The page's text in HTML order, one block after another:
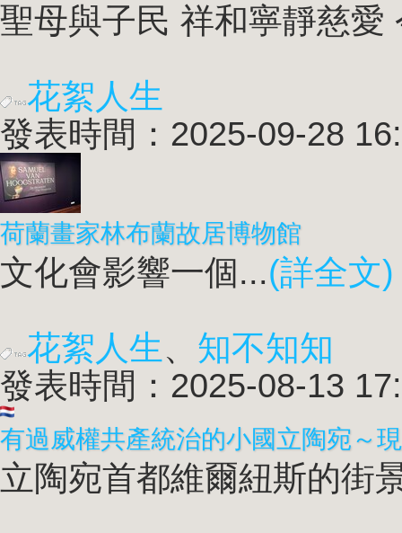
聖母與子民 祥和寧靜慈愛
花絮人生
發表時間：2025-09-28
荷蘭畫家林布蘭故居博物館
文化會影響一個...(詳全文)
花絮人生、 知不知知
發表時間：2025-08-13
有過威權共產統治的小國立陶宛～
立陶宛首都維爾紐斯的街